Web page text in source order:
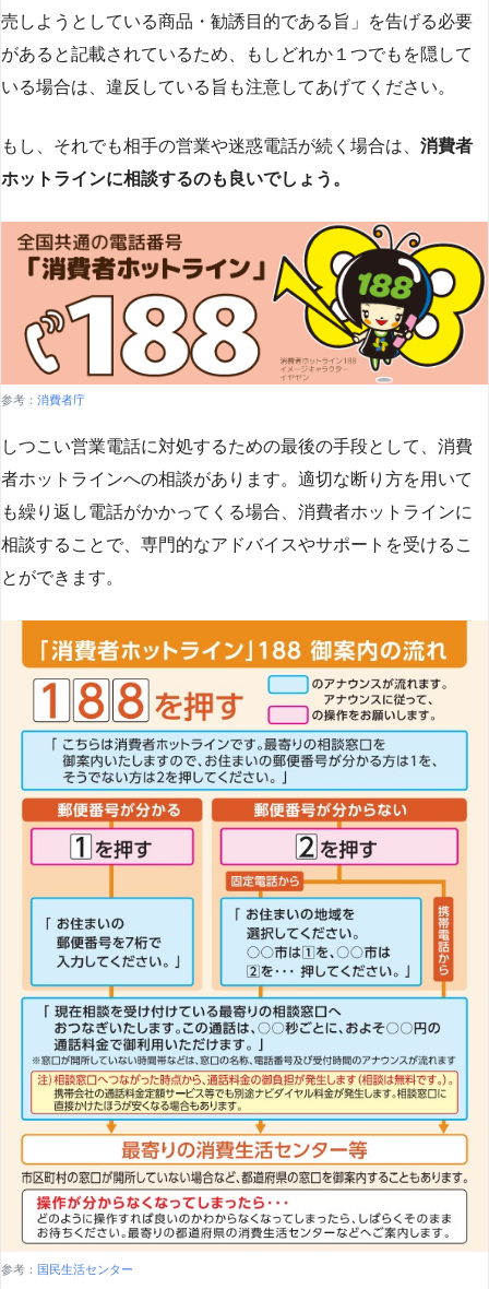
売しようとしている商品・勧誘目的である旨」を告げる必要
があると記載されているため、もしどれか１つでもを隠して
いる場合は、違反している旨も注意してあげてください。
もし、それでも相手の営業や迷惑電話が続く場合は、 消費者
ホットラインに相談するのも良いでしょう。
参考： 消費者庁
しつこい営業電話に対処するための最後の手段として、消費
者ホットラインへの相談があります。適切な断り方を用いて
も繰り返し電話がかかってくる場合、消費者ホットラインに
相談することで、専門的なアドバイスやサポートを受けるこ
とができます​​。
参考： 国民生活センター